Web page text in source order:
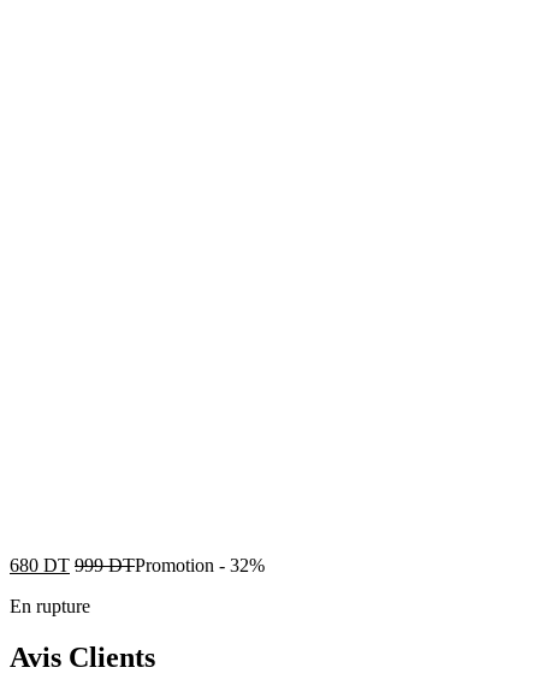
680 DT 999DTPromotion - 32%
En rupture
Avis Clients